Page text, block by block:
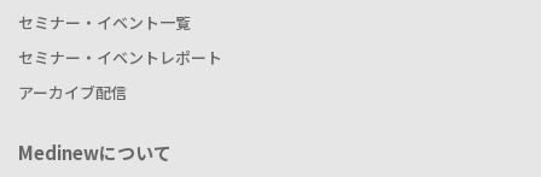
セミナー・イベント一覧
セミナー・イベントレポート
アーカイブ配信
Medinewについて